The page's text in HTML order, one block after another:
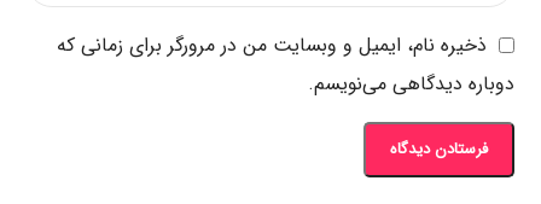
ذخیره نام، ایمیل و وبسایت من در مرورگر برای زمانی که
دوباره دیدگاهی می‌نویسم.